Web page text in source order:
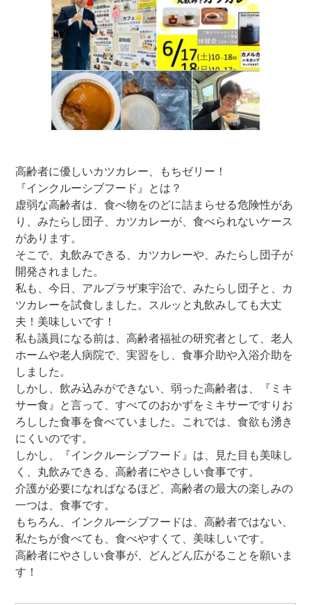
高齢者に優しいカツカレー、もちゼリー！
『インクルーシブフード』とは？
虚弱な高齢者は、食べ物をのどに詰まらせる危険性があ
り、みたらし団子、カツカレーが、食べられないケース
があります。
そこで、丸飲みできる、カツカレーや、みたらし団子が
開発されました。
私も、今日、アルプラザ東宇治で、みたらし団子と、カ
ツカレーを試食しました。スルッと丸飲みしても大丈
夫！美味しいです！
私も議員になる前は、高齢者福祉の研究者として、老人
ホームや老人病院で、実習をし、食事介助や入浴介助を
しました。
しかし、飲み込みができない、弱った高齢者は、『ミキ
サー食』と言って、すべてのおかずをミキサーですりお
ろしした食事を食べていました。これでは、食欲も湧き
にくいのです。
しかし、『インクルーシブフード』は、見た目も美味し
く、丸飲みできる、高齢者にやさしい食事です。
介護が必要になればなるほど、高齢者の最大の楽しみの
一つは、食事です。
もちろん、インクルーシブフードは、高齢者ではない、
私たちが食べても、食べやすくて、美味しいです。
高齢者にやさしい食事が、どんどん広がることを願いま
す！